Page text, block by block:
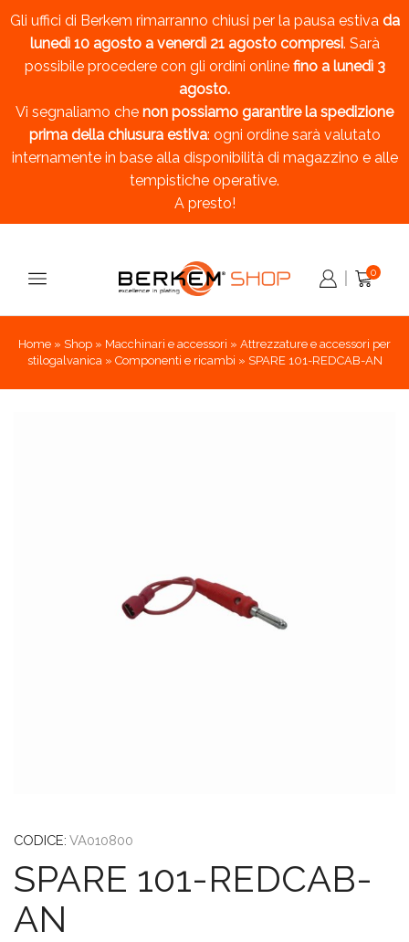
Gli uffici di Berkem rimarranno chiusi per la pausa estiva da
lunedì 10 agosto a venerdì 21 agosto compresi. Sarà
possibile procedere con gli ordini online fino a lunedì 3
agosto.
Vi segnaliamo che non possiamo garantire la spedizione
prima della chiusura estiva: ogni ordine sarà valutato
internamente in base alla disponibilità di magazzino e alle
tempistiche operative.
A presto!
0
Home » Shop » Macchinari e accessori » Attrezzature e accessori per
stilogalvanica» Componenti e ricambi » SPARE 101-REDCAB-AN
CODICE: VA010800
SPARE 101-REDCAB-
AN